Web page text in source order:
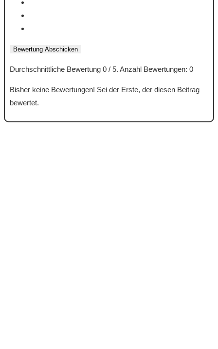
Bewertung Abschicken
Durchschnittliche Bewertung 0 / 5. Anzahl Bewertungen: 0
Bisher keine Bewertungen! Sei der Erste, der diesen Beitrag
bewertet.